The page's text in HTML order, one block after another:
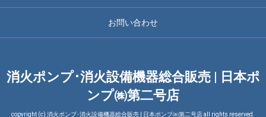
お問い合わせ
消火ポンプ･消火設備機器総合販売 | 日本ポ
ンプ㈱第二号店
copyright (c) 消火ポンプ･消火設備機器総合販売 | 日本ポンプ㈱第二号店 all rights reserved.